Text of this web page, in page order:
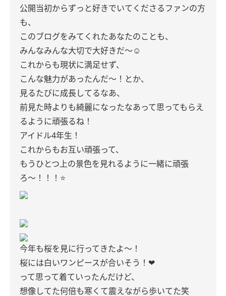
公開当初からずっと好きでいてくださるファンの方
も、
このブログをみてくれたあなたのことも、
みんなみんな大切で大好きだ〜☺️
これからも現状に満足せず、
こんな魅力があったんだ〜！とか、
見るたびに成長してるなあ、
前見た時よりも綺麗になったなあって思ってもらえ
るように頑張るね！
アイドル4年生！
これからもお互い頑張って、
もうひとつ上の景色を見れるように一緒に頑張
ろ〜！！！⭐️
今年も桜を見に行ってきたよ〜！
桜には白いワンピースが合いそう！❤︎
って思って着ていったんだけど、
想像してた何倍も寒くて震えながら歩いてた笑